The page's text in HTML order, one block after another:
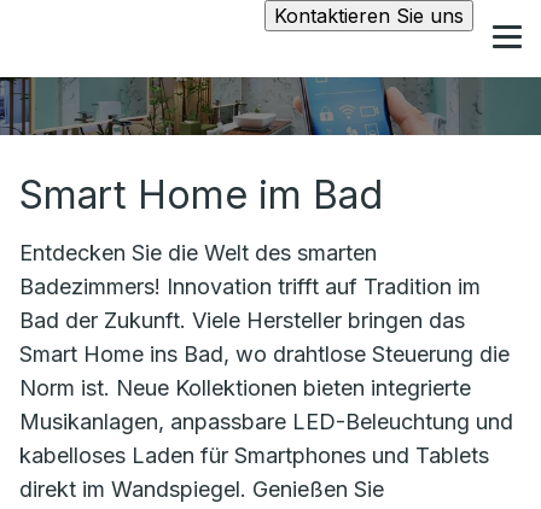
Kontaktieren Sie uns
Smart Home im Bad
Entdecken Sie die Welt des smarten
Badezimmers! Innovation trifft auf Tradition im
Bad der Zukunft. Viele Hersteller bringen das
Smart Home ins Bad, wo drahtlose Steuerung die
Norm ist. Neue Kollektionen bieten integrierte
Musikanlagen, anpassbare LED-Beleuchtung und
kabelloses Laden für Smartphones und Tablets
direkt im Wandspiegel. Genießen Sie